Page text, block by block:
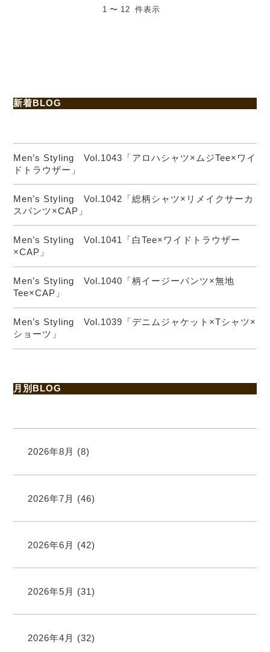
1 〜 12 件表示
新着BLOG
Men’s Styling Vol.1043「アロハシャツ×ムジTee×ワイ
ドトラウザー」
Men’s Styling Vol.1042「総柄シャツ×リメイクサーカ
スパンツ×CAP」
Men’s Styling Vol.1041「白Tee×ワイドトラウザー
×CAP」
Men’s Styling Vol.1040「柄イージーパンツ×無地
Tee×CAP」
Men’s Styling Vol.1039「デニムジャケット×Tシャツ×
ショーツ」
月別BLOG
2026年8月 (8)
2026年7月 (46)
2026年6月 (42)
2026年5月 (31)
2026年4月 (32)